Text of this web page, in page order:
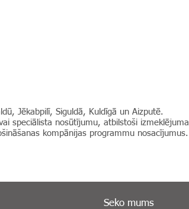
Jēkabpilī, Siguldā, Kuldīgā un Aizputē.
speciālista nosūtījumu, atbilstoši izmeklējuma
kompānijas programmu nosacījumus.
Seko mums